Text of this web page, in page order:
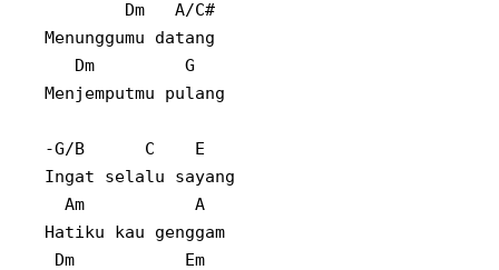
Dm
A/C#
Menunggumu datang
Dm
G
Menjemputmu pulang
-G/B C
E
Ingat selalu sayang
Am
A
Hatiku kau genggam
Dm
Em